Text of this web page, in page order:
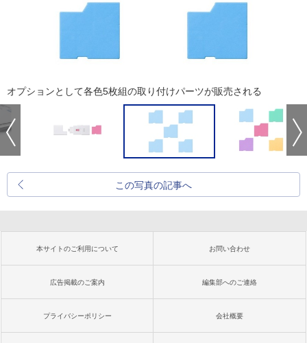
オプションとして各色5枚組の取り付けパーツが販売される
この写真の記事へ
本サイトのご利用について お問い合わせ
広告掲載のご案内 編集部へのご連絡
プライバシーポリシー 会社概要